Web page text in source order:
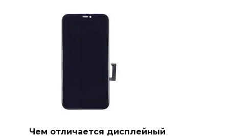
Чем отличается дисплейный